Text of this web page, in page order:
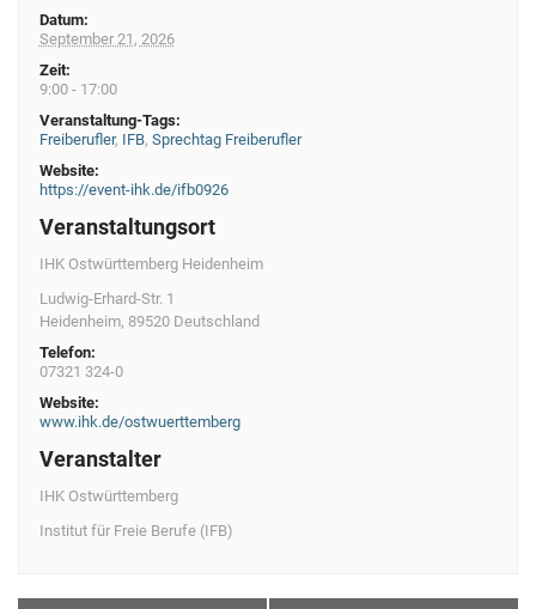
Datum:
September 21, 2026
Zeit:
9:00 - 17:00
Veranstaltung-Tags:
Freiberufler, IFB, Sprechtag Freiberufler
Website:
https://event-ihk.de/ifb0926
Veranstaltungsort
IHK Ostwürttemberg Heidenheim
Ludwig-Erhard-Str. 1
Heidenheim, 89520 Deutschland
Telefon:
07321 324-0
Website:
www.ihk.de/ostwuerttemberg
Veranstalter
IHK Ostwürttemberg
Institut für Freie Berufe (IFB)